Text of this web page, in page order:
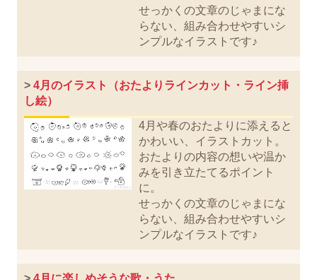
せっかくの文章のじゃまにな
らない、組み合わせやすいシ
ンプルなイラストです♪
> 4月のイラスト（おたよりラインカット・ライン挿
し絵）
4月や春のおたよりに添えると
かわいい、イラストカット。
おたよりの内容の想いや温か
みを引き立たてるポイント
に。
せっかくの文章のじゃまにな
らない、組み合わせやすいシ
ンプルなイラストです♪